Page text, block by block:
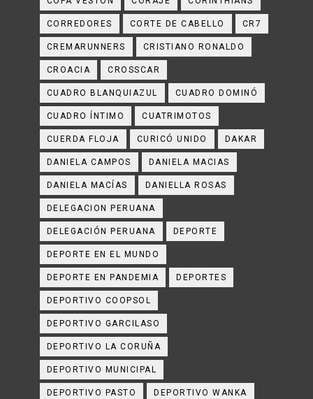
CORREDORES CORTE DE CABELLO CR7
CREMARUNNERS CRISTIANO RONALDO
CROACIA CROSSCAR
CUADRO BLANQUIAZUL CUADRO DOMINÓ
CUADRO ÍNTIMO CUATRIMOTOS
CUERDA FLOJA CURICÓ UNIDO DAKAR
DANIELA CAMPOS DANIELA MACIAS
DANIELA MACÍAS DANIELLA ROSAS
DELEGACION PERUANA
DELEGACIÓN PERUANA DEPORTE
DEPORTE EN EL MUNDO
DEPORTE EN PANDEMIA DEPORTES
DEPORTIVO COOPSOL
DEPORTIVO GARCILASO
DEPORTIVO LA CORUÑA
DEPORTIVO MUNICIPAL
DEPORTIVO PASTO DEPORTIVO WANKA